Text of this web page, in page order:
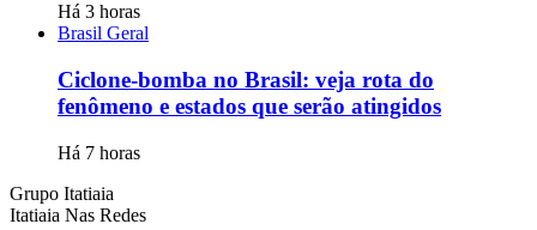
Há 3 horas
Brasil Geral
Ciclone-bomba no Brasil: veja rota do
fenômeno e estados que serão atingidos
Há 7 horas
Grupo Itatiaia
Itatiaia Nas Redes